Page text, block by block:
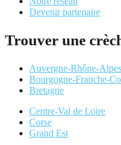
Devenir partenaire
Trouver une
Auvergne-Rhône-Alpes
Bourgogne-Franche-
Bretagne
Centre-Val de Loire
Corse
Grand Est